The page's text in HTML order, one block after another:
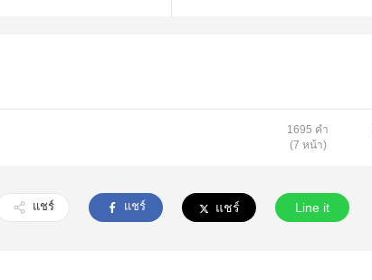
1695 คำ
(7 หน้า)
แชร์ แชร์ แชร์ Line it